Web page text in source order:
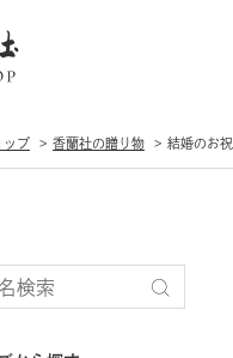
ップ 香蘭社の贈り物 結婚のお祝